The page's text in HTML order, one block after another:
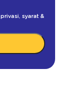
, syarat &